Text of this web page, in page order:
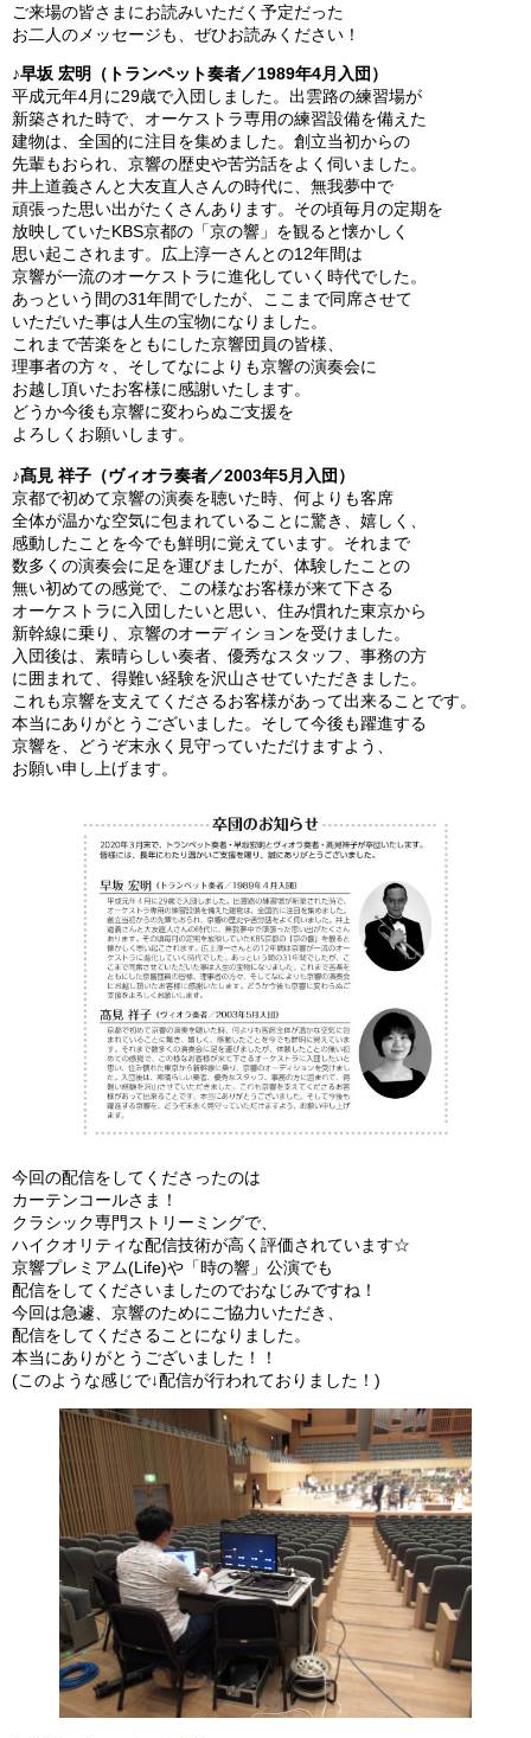
ご来場の皆さまにお読みいただく予定だった
お二人のメッセージも、ぜひお読みください！
♪早坂 宏明（トランペット奏者／1989年4月入団）
平成元年4月に29歳で入団しました。出雲路の練習場が
新築された時で、オーケストラ専用の練習設備を備えた
建物は、全国的に注目を集めました。創立当初からの
先輩もおられ、京響の歴史や苦労話をよく伺いました。
井上道義さんと大友直人さんの時代に、無我夢中で
頑張った思い出がたくさんあります。その頃毎月の定期を
放映していたKBS京都の「京の響」を観ると懐かしく
思い起こされます。広上淳一さんとの12年間は
京響が一流のオーケストラに進化していく時代でした。
あっという間の31年間でしたが、ここまで同席させて
いただいた事は人生の宝物になりました。
これまで苦楽をともにした京響団員の皆様、
理事者の方々、そしてなによりも京響の演奏会に
お越し頂いたお客様に感謝いたします。
どうか今後も京響に変わらぬご支援を
よろしくお願いします。
♪髙見 祥子（ヴィオラ奏者／2003年5月入団）
京都で初めて京響の演奏を聴いた時、何よりも客席
全体が温かな空気に包まれていることに驚き、嬉しく、
感動したことを今でも鮮明に覚えています。それまで
数多くの演奏会に足を運びましたが、体験したことの
無い初めての感覚で、この様なお客様が来て下さる
オーケストラに入団したいと思い、住み慣れた東京から
新幹線に乗り、京響のオーディションを受けました。
入団後は、素晴らしい奏者、優秀なスタッフ、事務の方
に囲まれて、得難い経験を沢山させていただきました。
これも京響を支えてくださるお客様があって出来ることです。
本当にありがとうございました。そして今後も躍進する
京響を、どうぞ末永く見守っていただけますよう、
お願い申し上げます。
今回の配信をしてくださったのは
カーテンコールさま！
クラシック専門ストリーミングで、
ハイクオリティな配信技術が高く評価されています☆
京響プレミアム(Life)や「時の響」公演でも
配信をしてくださいましたのでおなじみですね！
今回は急遽、京響のためにご協力いただき、
配信をしてくださることになりました。
本当にありがとうございました！！
(このような感じで↓配信が行われておりました！)